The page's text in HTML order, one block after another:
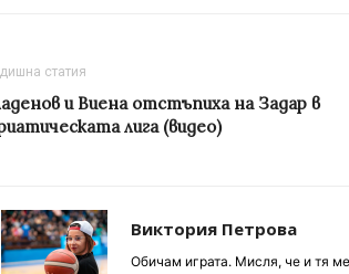
статия
и Виена отстъпиха на Задар в
лига (видео)
Виктория Петрова
Обичам играта. Мисля, че и тя